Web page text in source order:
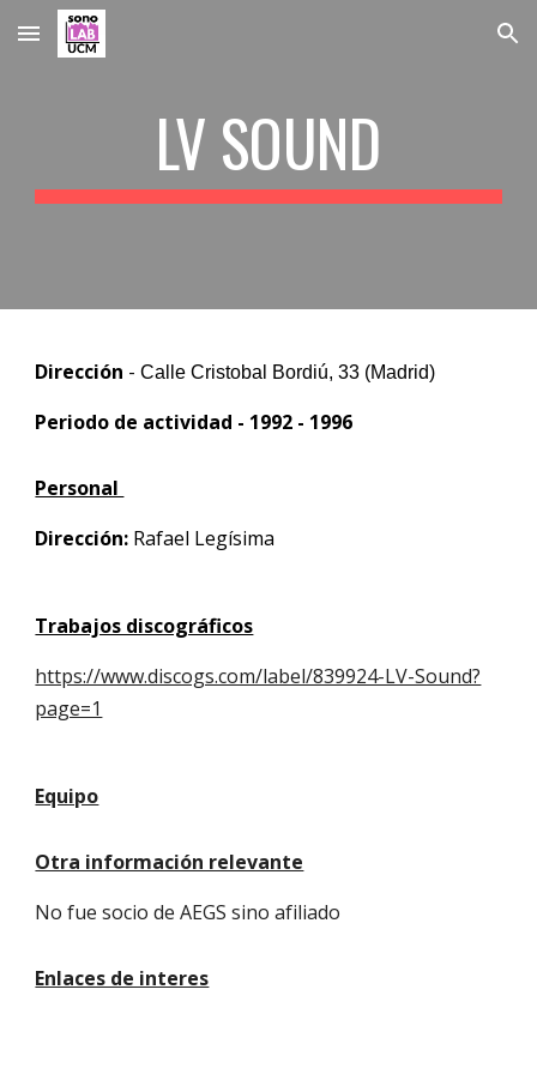
Skip to main content Skip to navigation
LV SOUND
Dirección -Calle Cristobal Bordiú, 33 (Madrid)
Periodo de actividad - 1992 - 1996
Personal
Dirección: Rafael Legísima
Trabajos discográficos
https://www.discogs.com/label/839924-LV-Sound?
page=1
Equipo
Otra información relevante
No fue socio de AEGS sino afiliado
Enlaces de interes